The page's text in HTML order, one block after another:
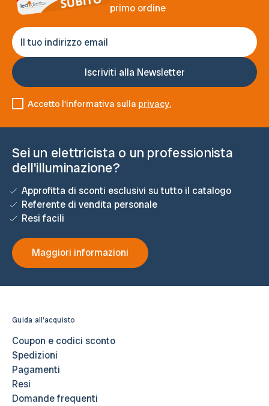
primo ordine
Accetto l'informativa sulla privacy.
Sei un elettricista o un professionista
dell'illuminazione?
Approfitta di sconti esclusivi su tutto il catalogo
Referente di vendita personale
Resi facili
Maggiori informazioni
Guida all'acquisto
Coupon e codici sconto
Spedizioni
Pagamenti
Resi
Domande frequenti